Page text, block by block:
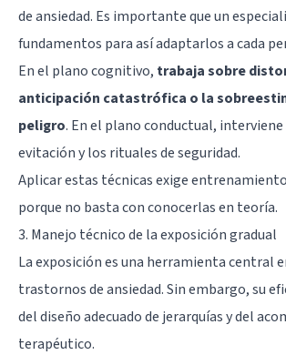
de ansiedad. Es importante que un
fundamentos para así adaptarlos a cada
En el plano cognitivo, trabaja sobre
anticipación catastrófica o la
peligro. En el plano conductual,
evitación y los rituales de seguridad.
Aplicar estas técnicas exige
porque no basta con conocerlas en teoría.
3. Manejo técnico de la exposición gradual
La exposición es una herramienta central
trastornos de ansiedad. Sin embargo, su
del diseño adecuado de jerarquías y del
terapéutico.